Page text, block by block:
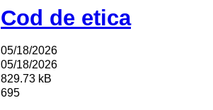
Cod de etica
05/18/2026
05/18/2026
829.73 kB
695